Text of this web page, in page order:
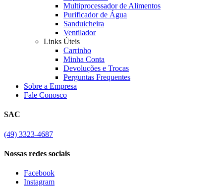
Multiprocessador de Alimentos
Purificador de Água
Sanduicheira
Ventilador
Links Úteis
Carrinho
Minha Conta
Devoluções e Trocas
Perguntas Frequentes
Sobre a Empresa
Fale Conosco
SAC
(49) 3323-4687
Nossas redes sociais
Facebook
Instagram